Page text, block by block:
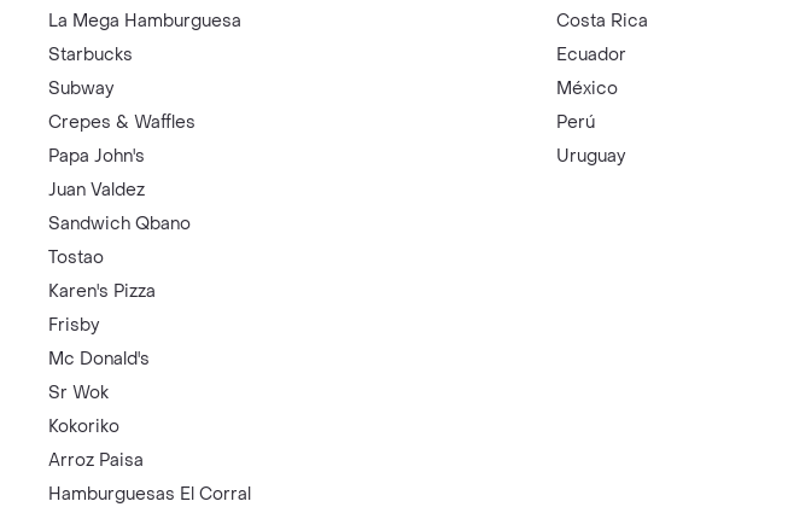
La Mega Hamburguesa
Starbucks
Subway
Crepes & Waffles
Papa John's
Juan Valdez
Sandwich Qbano
Tostao
Karen's Pizza
Frisby
Mc Donald's
Sr Wok
Kokoriko
Arroz Paisa
Hamburguesas El Corral
Costa Rica
Ecuador
México
Perú
Uruguay